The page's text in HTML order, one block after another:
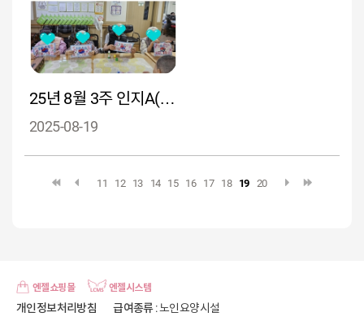
25년 8월 3주 인지A( 광복의 날 의미를 함께 나누며 역사적 기억을 회상하고 표현)
2025-08-19
11 12 13 14 15 16 17 18 19 20
엔젤쇼핑몰 엔젤시스템
개인정보처리방침 급여종류: 노인요양시설